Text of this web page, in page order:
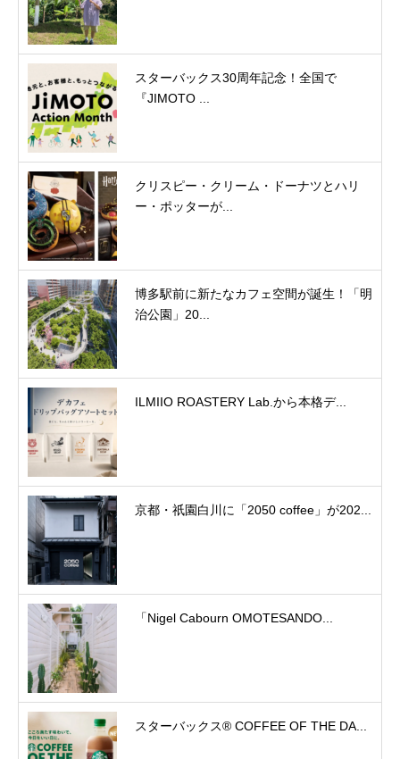
スターバックス30周年記念！全国で
『JIMOTO ...
クリスピー・クリーム・ドーナツとハリ
ー・ポッターが...
博多駅前に新たなカフェ空間が誕生！「明
治公園」20...
ILMIIO ROASTERY Lab.から本格デ...
京都・祇園白川に「2050 coffee」が202...
「Nigel Cabourn OMOTESANDO...
スターバックス® COFFEE OF THE DA...